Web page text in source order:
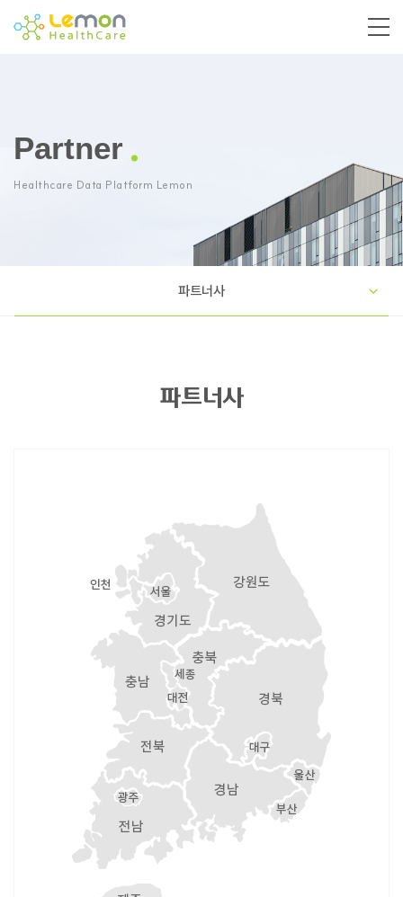
Partner
Healthcare Data Platform Lemon
파트너사
파트너사